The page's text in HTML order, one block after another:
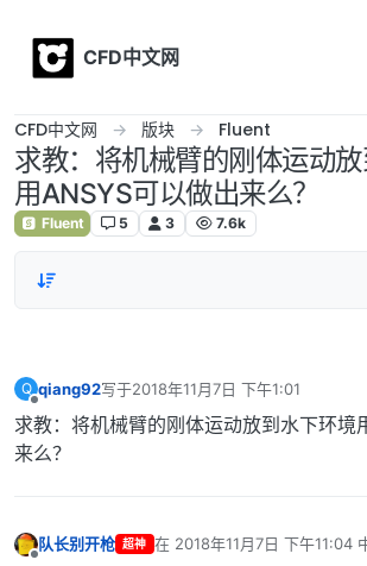
CFD中文网
CFD中文网 版块 Fluent
求教：将机械臂的刚体运动
用ANSYS可以做出来么？
Fluent 5 3 7.6k
Q
离线
qiang92写于2018年11月7日 下午1:01
最后由 编辑
求教：将机械臂的刚体运动放到水下环境
来么？
队长别开枪 超神 在 2018年11月7日 下午11:04
最后由 编辑